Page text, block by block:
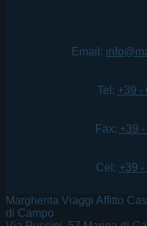
Email:
Tel: +39 -
Fax: +39
Cel: +39
Margherita Viaggi Affitto
di Campo